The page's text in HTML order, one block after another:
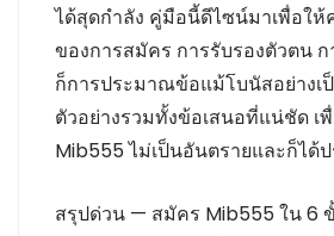
ได้สุดกำลัง คู่มือนี้ดีไซน์มาเพื่อใ
ของการสมัคร การรับรองตัวตน ก
ก็การประมาณข้อแม้โบนัสอย่างเ
ตัวอย่างรวมทั้งข้อเสนอที่แน่ชัด เ
Mib555 ไม่เป็นอันตรายและก็ได้
สรุปด่วน — สมัคร Mib555 ใน 6